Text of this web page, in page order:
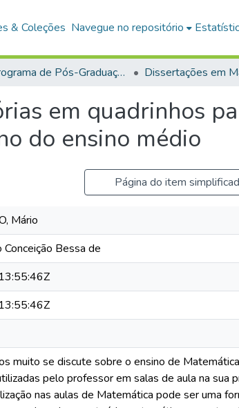
& Coleções Navegue no repositório
Programa de Pós-Graduação em Mestrado Profissional em Matemática em Rede Nacional (PROFMAT)
em quadrinhos
do ensino médio
Página do item
Mário
Bessa de
muito se discute sobre o ensino de
pelo professor em salas de aula na sua
nas aulas de Matemática pode ser uma